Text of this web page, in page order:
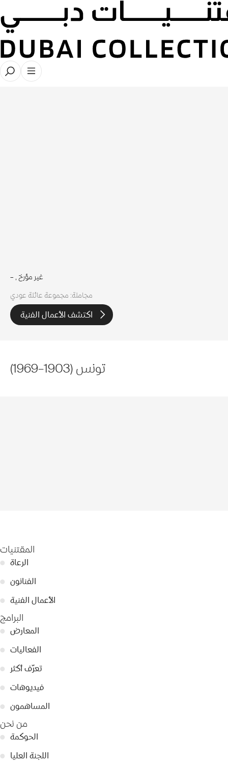
–
, غير مؤرخ
مجاملة: مجموعة عائلة عودي
اكتشف الأعمال الفنية
تونس (
1903
–
1969
)
المقتنيات
● الرعاة
● الفنانون
● الأعمال الفنية
البرامج
● المعارض
● الفعاليات
●
تعرّف أكثر
● فيديوهات
● المساهمون
من نحن
● الحوكمة
● اللجنة العليا